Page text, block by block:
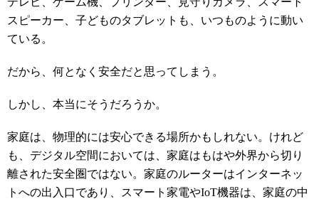
スピーカー、子どものタブレットも、いつものように動い
ている。
だから、何となく安全だと思ってしまう。
しかし、本当にそうだろうか。
家庭は、物理的には安心できる場所かもしれない。けれど
も、デジタル空間においては、家庭はもはや外界から切り
離された安全圏ではない。家庭のルーターはインターネッ
トへの出入口であり、スマート家電やIoT機器は、家庭の中